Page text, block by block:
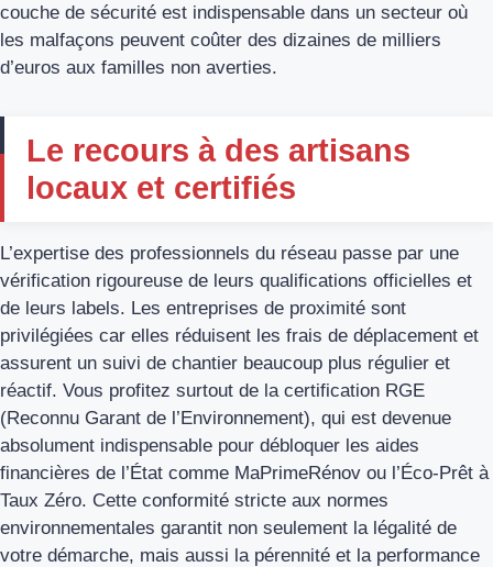
couche de sécurité est indispensable dans un secteur où
les malfaçons peuvent coûter des dizaines de milliers
d’euros aux familles non averties.
Le recours à des artisans
locaux et certifiés
L’expertise des professionnels du réseau passe par une
vérification rigoureuse de leurs qualifications officielles et
de leurs labels. Les entreprises de proximité sont
privilégiées car elles réduisent les frais de déplacement et
assurent un suivi de chantier beaucoup plus régulier et
réactif. Vous profitez surtout de la certification RGE
(Reconnu Garant de l’Environnement), qui est devenue
absolument indispensable pour débloquer les aides
financières de l’État comme MaPrimeRénov ou l’Éco-Prêt à
Taux Zéro. Cette conformité stricte aux normes
environnementales garantit non seulement la légalité de
votre démarche, mais aussi la pérennité et la performance